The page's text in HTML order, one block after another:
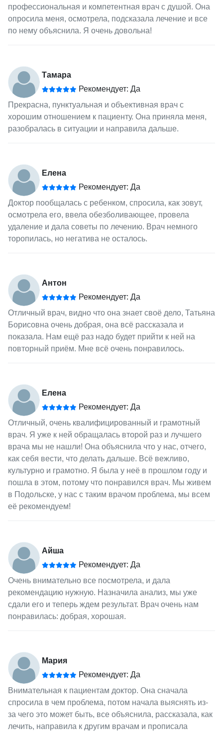
профессиональная и компетентная врач с душой. Она
опросила меня, осмотрела, подсказала лечение и все
по нему объяснила. Я очень довольна!
Тамара
Рекомендует: Да
Прекрасна, пунктуальная и объективная врач с
хорошим отношением к пациенту. Она приняла меня,
разобралась в ситуации и направила дальше.
Елена
Рекомендует: Да
Доктор пообщалась с ребенком, спросила, как зовут,
осмотрела его, ввела обезболивающее, провела
удаление и дала советы по лечению. Врач немного
торопилась, но негатива не осталось.
Антон
Рекомендует: Да
Отличный врач, видно что она знает своё дело, Татьяна
Борисовна очень добрая, она всё рассказала и
показала. Нам ещё раз надо будет прийти к ней на
повторный приём. Мне всё очень понравилось.
Елена
Рекомендует: Да
Отличный, очень квалифицированный и грамотный
врач. Я уже к ней обращалась второй раз и лучшего
врача мы не нашли! Она объяснила что у нас, отчего,
как себя вести, что делать дальше. Всё вежливо,
культурно и грамотно. Я была у неё в прошлом году и
пошла в этом, потому что понравился врач. Мы живем
в Подольске, у нас с таким врачом проблема, мы всем
её рекомендуем!
Айша
Рекомендует: Да
Очень внимательно все посмотрела, и дала
рекомендацию нужную. Назначила анализ, мы уже
сдали его и теперь ждем результат. Врач очень нам
понравилась: добрая, хорошая.
Мария
Рекомендует: Да
Внимательная к пациентам доктор. Она сначала
спросила в чем проблема, потом начала выяснять из-
за чего это может быть, все объяснила, рассказала, как
лечить, направила к другим врачам и прописала